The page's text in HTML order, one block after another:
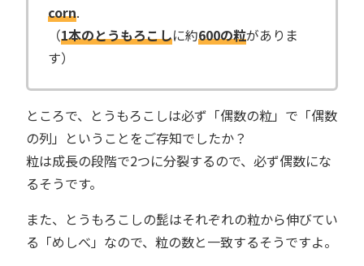
corn.
（1本のとうもろこしに約600の粒がありま
す）
ところで、とうもろこしは必ず「偶数の粒」で「偶数
の列」ということをご存知でしたか？
粒は成長の段階で2つに分裂するので、必ず偶数にな
るそうです。
また、とうもろこしの髭はそれぞれの粒から伸びてい
る「めしべ」なので、粒の数と一致するそうですよ。